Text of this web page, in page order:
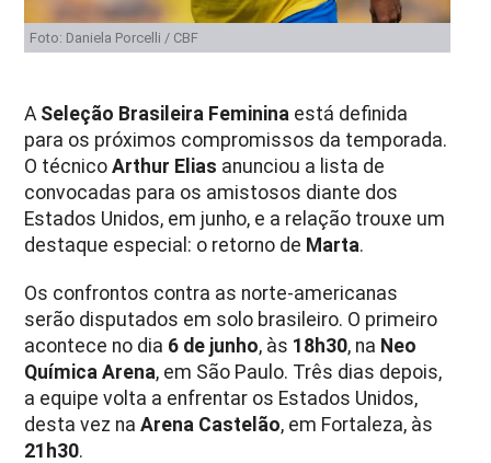
Foto: Daniela Porcelli / CBF
A Seleção Brasileira Feminina está definida
para os próximos compromissos da temporada.
O técnicoArthur Elias anunciou a lista de
convocadas para os amistosos diante dos
Estados Unidos, em junho, e a relação trouxe um
destaque especial: o retorno de Marta.
Os confrontos contra as norte-americanas
serão disputados em solo brasileiro. O primeiro
acontece no dia 6 de junho, às 18h30, na Neo
Química Arena, em São Paulo. Três dias depois,
a equipe volta a enfrentar os Estados Unidos,
desta vez naArena Castelão, em Fortaleza, às
21h30.